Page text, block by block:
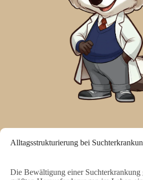
Alltagsstrukturierung bei
Die Bewältigung einer Suchterkrankung